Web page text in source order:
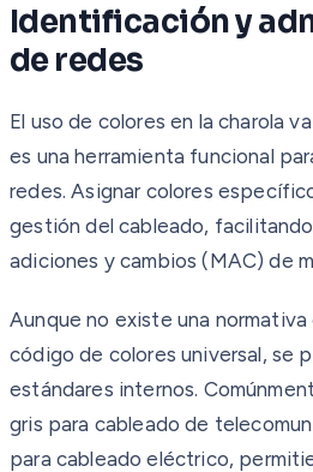
Identificación y
de redes
El uso de colores en la charola
es una herramienta funcional
redes. Asignar colores
gestión del cableado,
adiciones y cambios (MAC) de
Aunque no existe una
código de colores universal, se
estándares internos.
gris para cableado de
para cableado eléctrico,